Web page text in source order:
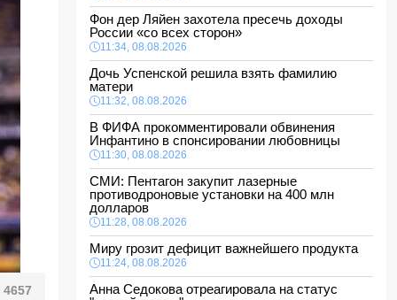
4657
Фон дер Ляйен захотела пресечь доходы
России «со всех сторон»
11:34, 08.08.2026
Дочь Успенской решила взять фамилию
матери
11:32, 08.08.2026
В ФИФА прокомментировали обвинения
Инфантино в спонсировании любовницы
11:30, 08.08.2026
СМИ: Пентагон закупит лазерные
противодроновые установки на 400 млн
долларов
11:28, 08.08.2026
Миру грозит дефицит важнейшего продукта
11:24, 08.08.2026
Анна Седокова отреагировала на статус